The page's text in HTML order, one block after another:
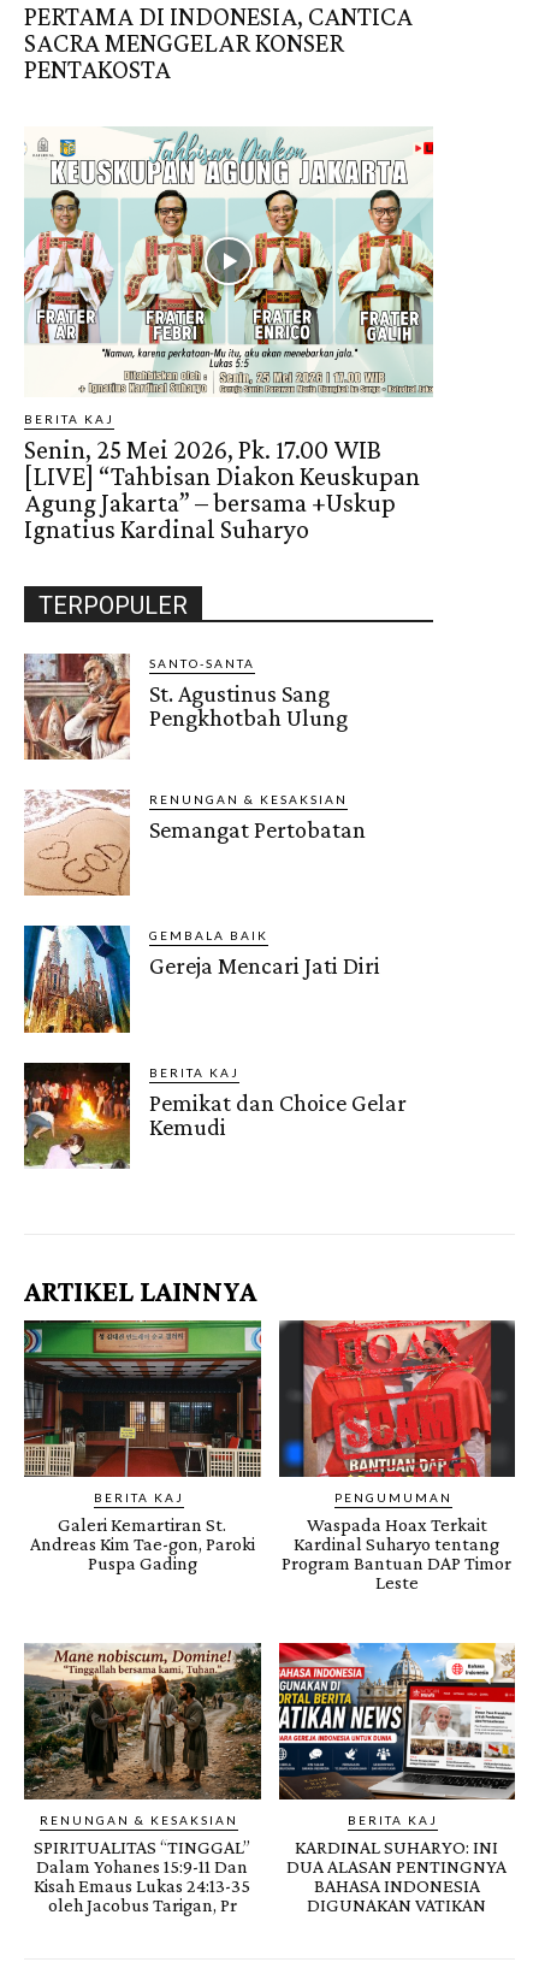
PERTAMA DI INDONESIA, CANTICA
SACRA MENGGELAR KONSER
PENTAKOSTA
BERITA KAJ
Senin, 25 Mei 2026, Pk. 17.00 WIB
[LIVE] “Tahbisan Diakon Keuskupan
Agung Jakarta” – bersama +Uskup
Ignatius Kardinal Suharyo
TERPOPULER
SANTO-SANTA
St. Agustinus Sang
Pengkhotbah Ulung
RENUNGAN & KESAKSIAN
Semangat Pertobatan
GEMBALA BAIK
Gereja Mencari Jati Diri
BERITA KAJ
Pemikat dan Choice Gelar
Kemudi
Gendis.ID
ARTIKEL LAINNYA
BERITA KAJ
Galeri Kemartiran St.
Andreas Kim Tae-gon, Paroki
Puspa Gading
PENGUMUMAN
Waspada Hoax Terkait
Kardinal Suharyo tentang
Program Bantuan DAP Timor
Leste
RENUNGAN & KESAKSIAN
SPIRITUALITAS “TINGGAL”
Dalam Yohanes 15:9-11 Dan
Kisah Emaus Lukas 24:13-35
oleh Jacobus Tarigan, Pr
BERITA KAJ
KARDINAL SUHARYO: INI
DUA ALASAN PENTINGNYA
BAHASA INDONESIA
DIGUNAKAN VATIKAN